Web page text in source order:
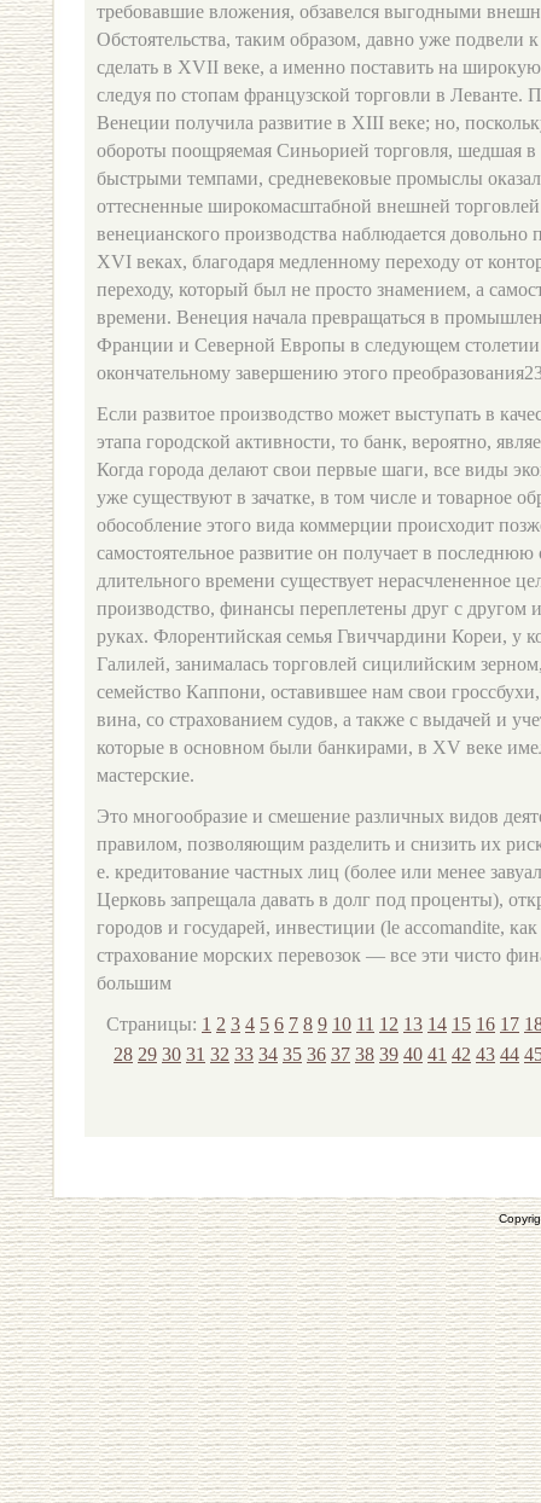
требовавшие вложения, обзавелся выгодными
Обстоятельства, таким образом, давно уже подвели
сделать в XVII веке, а именно поставить на
следуя по стопам французской торговли в Леванте.
Венеции получила развитие в XIII веке; но,
обороты поощряемая Синьорией торговля, шедшая в
быстрыми темпами, средневе­ковые промыслы
оттесненные широкомас­штабной внешней
венецианского производ­ства наблюдается
XVI веках, бла­годаря медленному переходу от
переходу, ко­торый был не просто знамением, а
времени. Венеция начала превращаться в
Франции и Северной Европы в следующем
окончательному завершению этого
Если развитое производство может выступать в
этапа городской активности, то банк, вероятно,
Когда города делают свои первые шаги, все виды
уже существуют в зачатке, в том числе и то­варное
обособление этого вида коммерции про­исходит
самостоятельное развитие он получает в
длительного времени сущест­вует нерасчлененное
производство, финансы перепле­тены друг с другом
руках. Флорентийская се­мья Гвиччардини Кореи, у
Галилей, зани­малась торговлей сицилийским
се­мейство Каппони, оставившее нам свои гроссбухи,
вина, со страхованием судов, а также с выдачей и
которые в основном были банкирами, в XV веке
мастерские.
Это многообразие и смешение различных видов
правилом, позволяющим разделить и снизить их
е. кредитование частных лиц (более или менее
Церковь запрещала давать в долг под про­центы),
городов и государей, инвестиции (le accomandite,
страхование морских перевозок — все эти чисто
большим
Страницы: 1 2 3 4 5 6 7 8 9 10 11 12 13 14 15 16 17
28 29 30 31 32 33 34 35 36 37 38 39 40 41 42 43 44